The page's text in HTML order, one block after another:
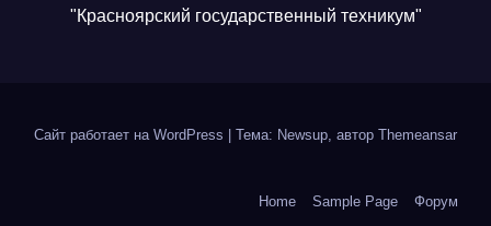
"Красноярский государственный техникум"
Сайт работает на WordPress Тема: Newsup, автор Themeansar
Home Sample Page Форум